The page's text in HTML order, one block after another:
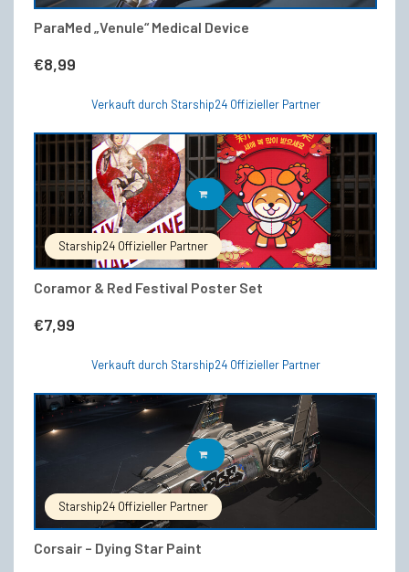
ParaMed „Venule“ Medical Device
€8,99
Verkauft durch Starship24 Offizieller Partner
Starship24 Offizieller Partner
Coramor & Red Festival Poster Set
€7,99
IN DEN WARENKORB
Verkauft durch Starship24 Offizieller Partner
Starship24 Offizieller Partner
Corsair – Dying Star Paint
IN DEN WARENKORB